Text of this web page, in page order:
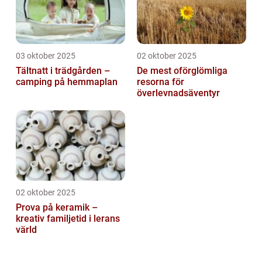
03 oktober 2025
Tältnatt i trädgården –
camping på hemmaplan
02 oktober 2025
De mest oförglömliga
resorna för
överlevnadsäventyr
02 oktober 2025
Prova på keramik –
kreativ familjetid i lerans
värld